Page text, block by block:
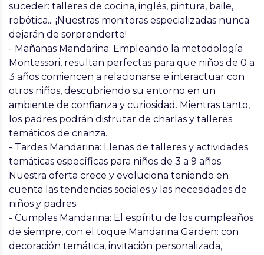
suceder: talleres de cocina, inglés, pintura, baile,
robótica... ¡Nuestras monitoras especializadas nunca
dejarán de sorprenderte!
- Mañanas Mandarina: Empleando la metodología
Montessori, resultan perfectas para que niños de 0 a
3 años comiencen a relacionarse e interactuar con
otros niños, descubriendo su entorno en un
ambiente de confianza y curiosidad. Mientras tanto,
los padres podrán disfrutar de charlas y talleres
temáticos de crianza.
- Tardes Mandarina: Llenas de talleres y actividades
temáticas específicas para niños de 3 a 9 años.
Nuestra oferta crece y evoluciona teniendo en
cuenta las tendencias sociales y las necesidades de
niños y padres.
- Cumples Mandarina: El espíritu de los cumpleaños
de siempre, con el toque Mandarina Garden: con
decoración temática, invitación personalizada,